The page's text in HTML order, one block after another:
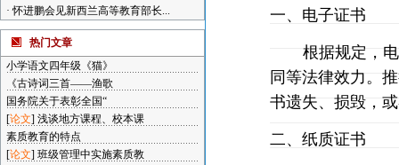
· 怀进鹏会见新西兰高等教育部长...
热门文章
小学语文四年级《猫》
《古诗词三首——渔歌
国务院关于表彰全国“
[论文] 浅谈地方课程、校本课
素质教育的特点
[论文] 班级管理中实施素质教
一、电子证书
根据规定，
同等法律效力。
书遗失、损毁，
二、纸质证书